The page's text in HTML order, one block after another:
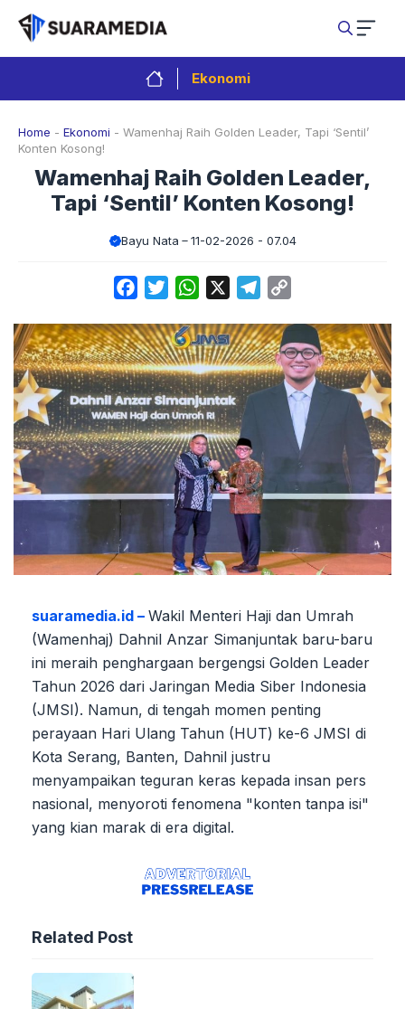
Langsung
isi
Ekonomi
Home - Ekonomi - Wamenhaj Raih Golden Leader, Tapi ‘Sentil’
Konten Kosong!
Wamenhaj Raih Golden Leader,
Tapi ‘Sentil’ Konten Kosong!
Bayu Nata 11-02-2026 - 07.04
FacebookTwitterWhatsApp Telegram
suaramedia.id – Wakil Menteri Haji dan Umrah
(Wamenhaj) Dahnil Anzar Simanjuntak baru-baru
ini meraih penghargaan bergengsi Golden Leader
Tahun 2026 dari Jaringan Media Siber Indonesia
(JMSI). Namun, di tengah momen penting
perayaan Hari Ulang Tahun (HUT) ke-6 JMSI di
Kota Serang, Banten, Dahnil justru
menyampaikan teguran keras kepada insan pers
nasional, menyoroti fenomena "konten tanpa isi"
yang kian marak di era digital.
Related Post